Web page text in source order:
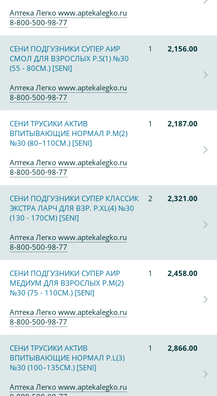
Аптека Легко www.aptekalegko.ru
8-800-500-98-77
СЕНИ ПОДГУЗНИКИ СУПЕР АИР
СМОЛ ДЛЯ ВЗРОСЛЫХ Р.S(1) №30
(55 - 80СМ.) [SENI]
1 2,156.00
Аптека Легко www.aptekalegko.ru
8-800-500-98-77
СЕНИ ТРУСИКИ АКТИВ
ВПИТЫВАЮЩИЕ НОРМАЛ Р.M(2)
№30 (80–110СМ.) [SENI]
1 2,187.00
Аптека Легко www.aptekalegko.ru
8-800-500-98-77
СЕНИ ПОДГУЗНИКИ СУПЕР КЛАССИК
ЭКСТРА ЛАРЧ ДЛЯ ВЗР. Р.XL(4) №30
(130 - 170СМ) [SENI]
2 2,321.00
Аптека Легко www.aptekalegko.ru
8-800-500-98-77
СЕНИ ПОДГУЗНИКИ СУПЕР АИР
МЕДИУМ ДЛЯ ВЗРОСЛЫХ Р.M(2)
№30 (75 - 110СМ.) [SENI]
1 2,458.00
Аптека Легко www.aptekalegko.ru
8-800-500-98-77
СЕНИ ТРУСИКИ АКТИВ
ВПИТЫВАЮЩИЕ НОРМАЛ Р.L(3)
№30 (100–135СМ.) [SENI]
1 2,866.00
Аптека Легко www.aptekalegko.ru